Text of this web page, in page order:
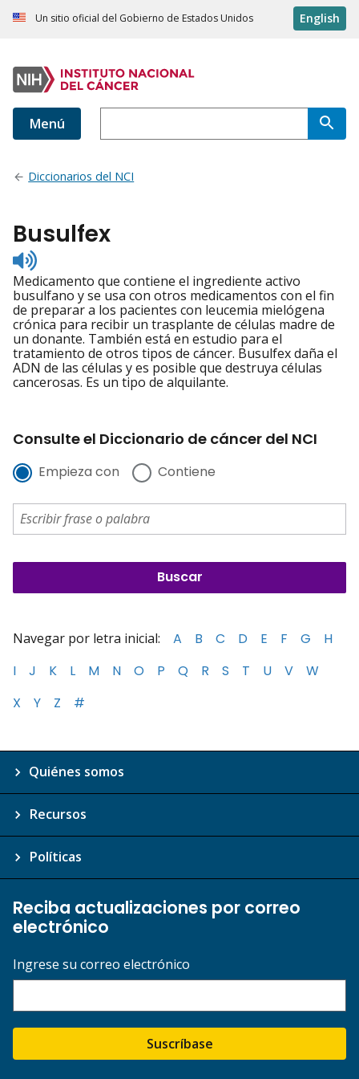
Un sitio oficial del Gobierno de Estados Unidos English
Menú
Diccionarios del NCI
Busulfex
Listen
to
pronunciation
Medicamento que contiene el ingrediente activo
busulfano y se usa con otros medicamentos con el fin
de preparar a los pacientes con leucemia mielógena
crónica para recibir un trasplante de células madre de
un donante. También está en estudio para el
tratamiento de otros tipos de cáncer. Busulfex daña el
ADN de las células y es posible que destruya células
cancerosas. Es un tipo de alquilante.
Consulte el Diccionario de cáncer del NCI
Empieza con Contiene
Navegar por letra inicial: A B C D E F G
H
I
J K L M N O P Q R S T U V
W
X
Y Z #
Quiénes somos
Recursos
Políticas
Reciba actualizaciones por correo
electrónico
Ingrese su correo electrónico
Suscríbase